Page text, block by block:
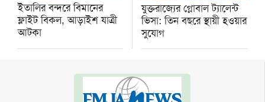
ইতালির বন্দরে বিমানের
ফ্লাইট বিকল, আড়াইশ যাত্রী
আটকা
যুক্তরাজ্যের গ্লোবাল ট্যালেন্ট
ভিসা: তিন বছরে স্থায়ী হওয়ার
সুযোগ